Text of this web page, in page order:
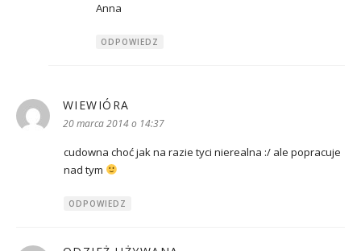
Anna
ODPOWIEDZ
WIEWIÓRA
20 marca 2014 o 14:37
cudowna choć jak na razie tyci nierealna :/ ale popracuje
nad tym
ODPOWIEDZ